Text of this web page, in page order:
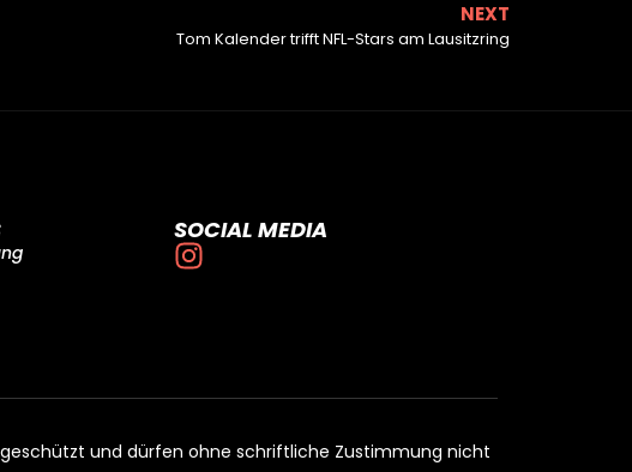
NEXT
Tom Kalender trifft NFL-Stars am Lausitzring
SOCIAL MEDIA
und dürfen ohne schriftliche Zustimmung nicht